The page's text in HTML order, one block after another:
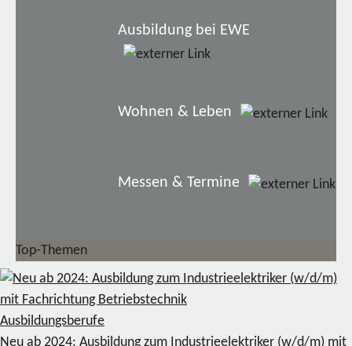
Ausbildung bei EWE
Wohnen & Leben
Messen & Termine
Top-Themen
Ausbildungsberufe
Neu ab 2024: Ausbildung zum Industrieelektriker (w/d/m) mit